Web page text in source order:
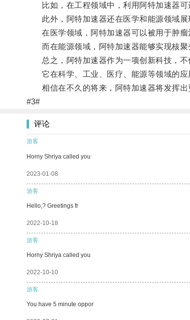
比如，在工程领域中，利用阿特加速器可
此外，阿特加速器还在医学和能源领域展
在医学领域，阿特加速器可以被用于肿瘤
而在能源领域，阿特加速器能够实现核聚
总之，阿特加速器作为一项创新科技，不
它在科学、工业、医疗、能源等领域的应
相信在不久的将来，阿特加速器将发挥出
#3#
评论
游客
Horny Shriya called you
2023-01-08
游客
Hello,? Greetings fr
2022-10-18
游客
Horny Shriya called you
2022-10-10
游客
You have 5 minute oppor